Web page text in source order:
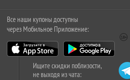
Все наши купоны доступны
через Мобильное Приложение:
Ищите скидки поблизости,
не выходя из чата: